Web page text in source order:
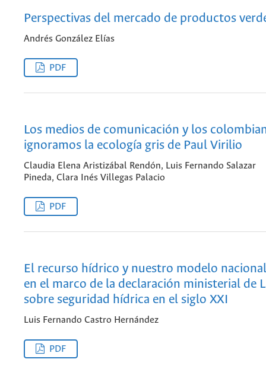
Perspectivas del mercado de productos
Andrés González Elías
PDF
Los medios de comunicación y los
ignoramos la ecología gris de Paul Virilio
Claudia Elena Aristizábal Rendón, Luis Fernando Salazar
Pineda, Clara Inés Villegas Palacio
PDF
El recurso hídrico y nuestro modelo
en el marco de la declaración ministerial de
sobre seguridad hídrica en el siglo XXI
Luis Fernando Castro Hernández
PDF